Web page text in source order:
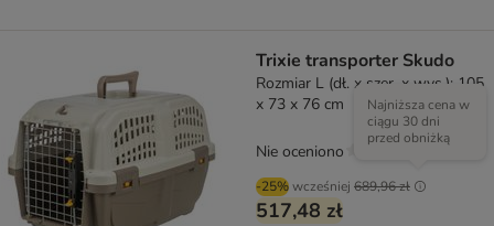
Trixie transporter Skudo
Rozmiar L (dł. x szer. x wys.): 105
x 73 x 76 cm
-25%wcześniej 689,96 zł
Najniższa cena w
ciągu 30 dni
przed obniżką
517,48 zł
Nie oceniono